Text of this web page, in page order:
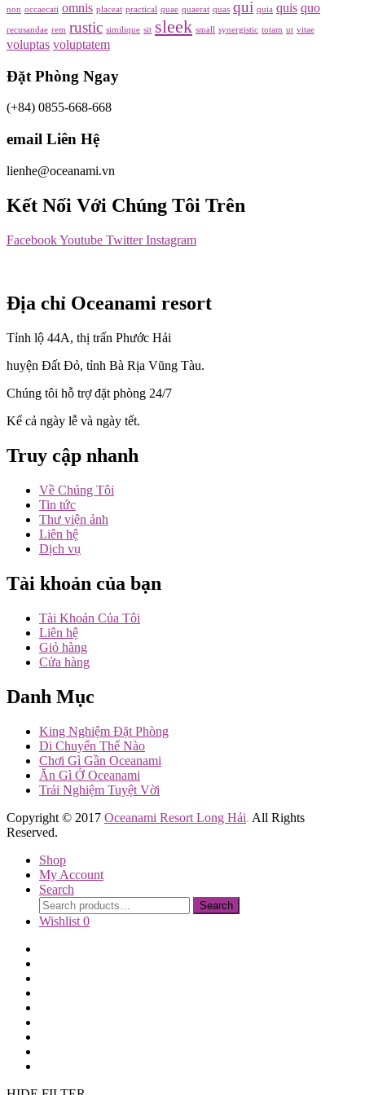
non occaecati omnis placeat practical quae quaerat quas qui quia quis quo
recusandae rem rustic similique sit sleek small synergistic totam ut vitae
voluptas voluptatem
Đặt Phòng Ngay
(+84) 0855-668-668
email Liên Hệ
lienhe@oceanami.vn
Kết Nối Với Chúng Tôi Trên
FacebookYoutube Twitter Instagram
Địa chỉ Oceanami resort
Tỉnh lộ 44A, thị trấn Phước Hải
huyện Đất Đỏ, tỉnh Bà Rịa Vũng Tàu.
Chúng tôi hỗ trợ đặt phòng 24/7
Kể cả ngày lễ và ngày tết.
Truy cập nhanh
Về Chúng Tôi
Tin tức
Thư viện ảnh
Liên hệ
Dịch vụ
Tài khoản của bạn
Tài Khoản Của Tôi
Liên hệ
Giỏ hàng
Cửa hàng
Danh Mục
King Nghiệm Đặt Phòng
Di Chuyển Thế Nào
Chơi Gì Gần Oceanami
Ăn Gì Ở Oceanami
Trải Nghiệm Tuyệt Vời
Copyright © 2017 Oceanami Resort Long Hải. All Rights
Reserved.
Shop
My Account
Search
Search
for:
Search
Wishlist 0